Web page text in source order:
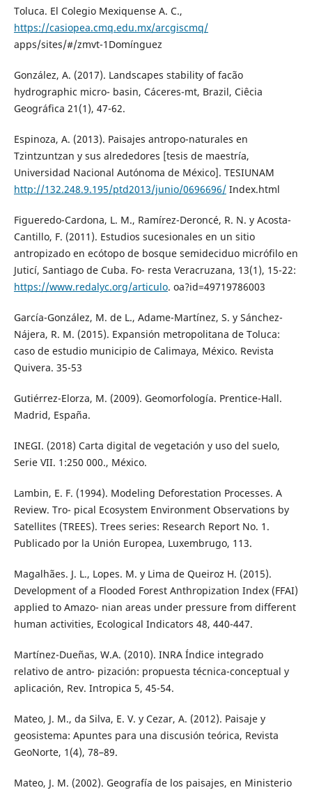
Toluca. El Colegio Mexiquense A. C.,
https://casiopea.cmq.edu.mx/arcgiscmq/
apps/sites/#/zmvt-1Domínguez
González, A. (2017). Landscapes stability of facão
hydrographic micro- basin, Cáceres-mt, Brazil, Ciêcia
Geográfica 21(1), 47-62.
Espinoza, A. (2013). Paisajes antropo-naturales en
Tzintzuntzan y sus alrededores [tesis de maestría,
Universidad Nacional Autónoma de México]. TESIUNAM
http://132.248.9.195/ptd2013/junio/0696696/Index.html
Figueredo-Cardona, L. M., Ramírez-Deroncé, R. N. y Acosta-
Cantillo, F. (2011). Estudios sucesionales en un sitio
antropizado en ecótopo de bosque semideciduo micrófilo en
Juticí, Santiago de Cuba. Fo- resta Veracruzana, 13(1), 15-22:
https://www.redalyc.org/articulo. oa?id=49719786003
García-González, M. de L., Adame-Martínez, S. y Sánchez-
Nájera, R. M. (2015). Expansión metropolitana de Toluca:
caso de estudio municipio de Calimaya, México. Revista
Quivera. 35-53
Gutiérrez-Elorza, M. (2009). Geomorfología. Prentice-Hall.
Madrid, España.
INEGI. (2018) Carta digital de vegetación y uso del suelo,
Serie VII. 1:250 000., México.
Lambin, E. F. (1994). Modeling Deforestation Processes. A
Review. Tro- pical Ecosystem Environment Observations by
Satellites (TREES). Trees series: Research Report No. 1.
Publicado por la Unión Europea, Luxembrugo, 113.
Magalhães. J. L., Lopes. M. y Lima de Queiroz H. (2015).
Development of a Flooded Forest Anthropization Index (FFAI)
applied to Amazo- nian areas under pressure from different
human activities, Ecological Indicators 48, 440-447.
Martínez-Dueñas, W.A. (2010). INRA Índice integrado
relativo de antro- pización: propuesta técnica-conceptual y
aplicación, Rev. Intropica 5, 45-54.
Mateo, J. M., da Silva, E. V. y Cezar, A. (2012). Paisaje y
geosistema: Apuntes para una discusión teórica, Revista
GeoNorte, 1(4), 78–89.
Mateo, J. M. (2002). Geografía de los paisajes, en Ministerio